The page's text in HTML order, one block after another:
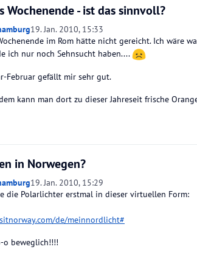
Wochenende - ist das sinnvoll?
19. Jan. 2010, 15:33
im Rom hätte nicht gereicht. Ich wäre
ich nur noch Sehnsucht haben....
Februar gefällt mir sehr gut.
kann man dort zu dieser Jahreseit frische
in Norwegen?
19. Jan. 2010, 15:29
die Polarlichter erstmal in dieser virtuellen Form:
de/meinnordlicht#
o beweglich!!!!